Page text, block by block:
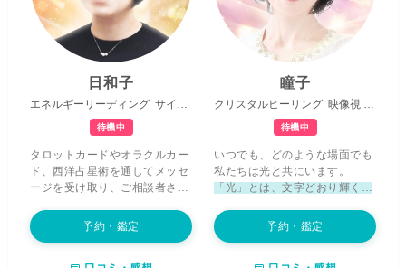
日和子
エネルギーリーディング サイキックタロット 縁結び
待機中
タロットカードやオラクルカー
ド、西洋占星術を通してメッセ
ージを受け取り、ご相談者さま
心がけています。 これまで私自
身も、恋愛、転職、職場での人
予約・鑑定
瞳子
クリスタルヒーリング 映像視 チャネ
待機中
いつでも、どのような場面でも
私たちは光と共にいます。
「光」とは、文字どおり輝くあ
エネルギーの存在たちのことで
もあります。 どんなに
暗闇にい
予約・鑑定